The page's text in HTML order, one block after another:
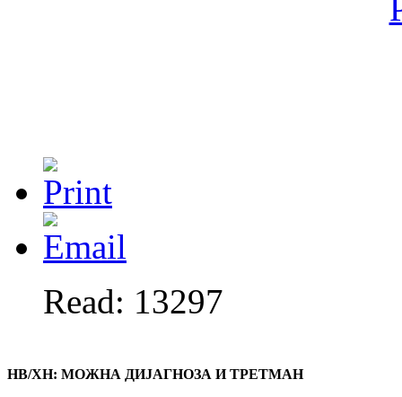
Read: 13297
НВ/ХН: МОЖНА ДИЈАГНОЗА И ТРЕТМАН